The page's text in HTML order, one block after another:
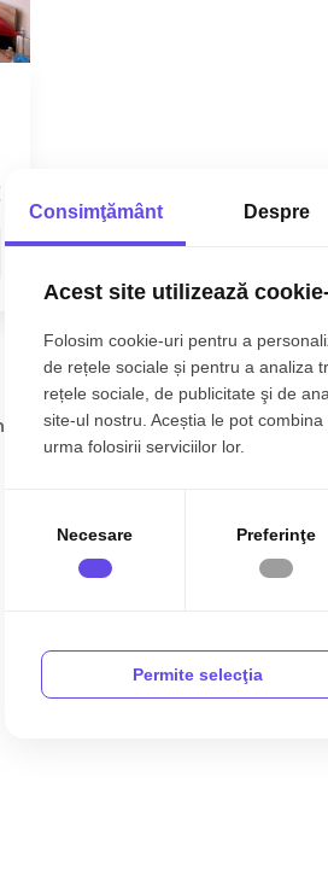
de camere
Consimţământ Despre
Acest site utilizează
Folosim cookie-uri pentru a
de rețele sociale și pentru a analiza
rețele sociale, de publicitate şi de
site-ul nostru. Aceștia le pot
urma folosirii serviciilor lor.
Necesare Preferinţe
Permite selecţia